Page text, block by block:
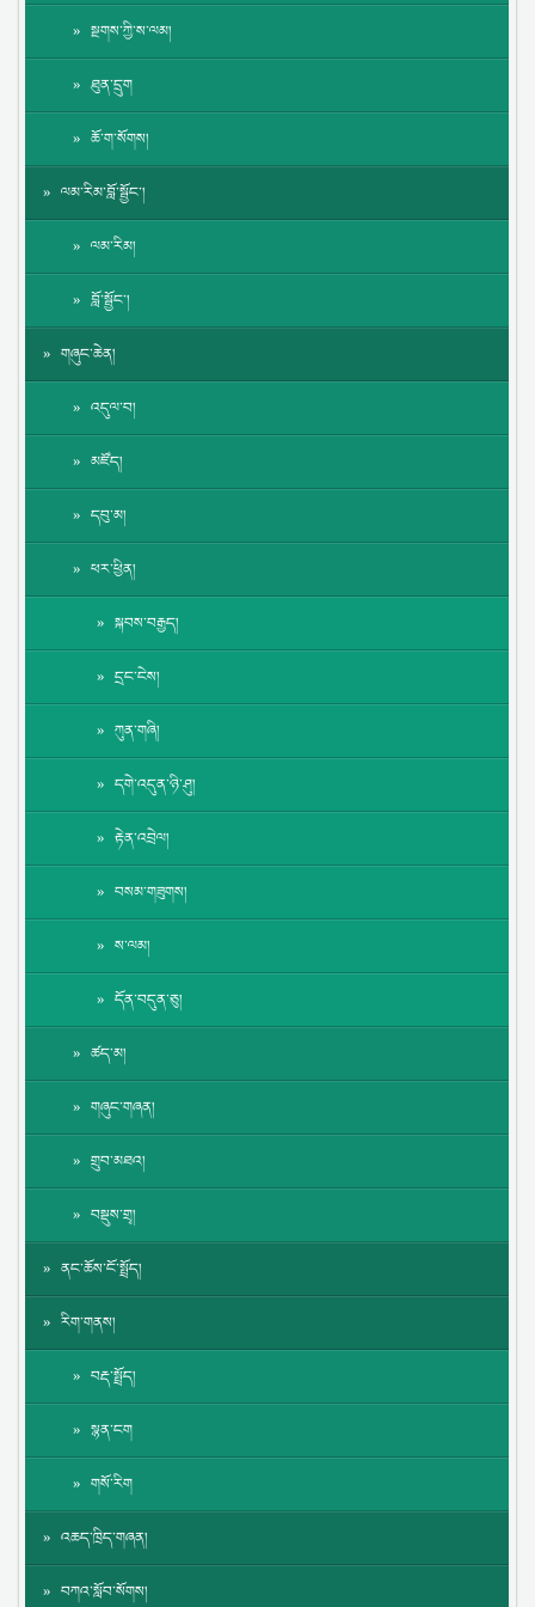
སྔགས་ཀྱི་ས་ལམ།
ཐུན་དྲུག
ཆོ་ག་སོགས།
ལམ་རིམ་བློ་སྦྱོང་།
ལམ་རིམ།
བློ་སྦྱོང་།
གཞུང་ཆེན།
འདུལ་བ།
མཛོད།
དབུ་མ།
ཕར་ཕྱིན།
སྐབས་བརྒྱད།
དྲང་ངེས།
ཀུན་གཞི།
དགེ་འདུན་ཉི་ཤུ།
རྟེན་འབྲེལ།
བསམ་གཟུགས།
ས་ལམ།
དོན་བདུན་ཅུ།
ཚད་མ།
གཞུང་གཞན།
གྲུབ་མཐའ།
བསྡུས་གྲྭ།
ནང་ཆོས་ངོ་སྤྲོད།
རིག་གནས།
བརྡ་སྤྲོད།
སྙན་ངག
གསོ་རིག
འཆད་ཁྲིད་གཞན།
བཀའ་སློབ་སོགས།